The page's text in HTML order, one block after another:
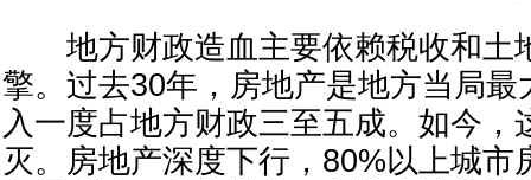
地方财政造血主要依赖税收和土
擎。过去30年，房地产是地方当局最
入一度占地方财政三至五成。如今，
灭。房地产深度下行，80%以上城市